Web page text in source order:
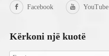
Facebook YouTube
Kërkoni një kuotë